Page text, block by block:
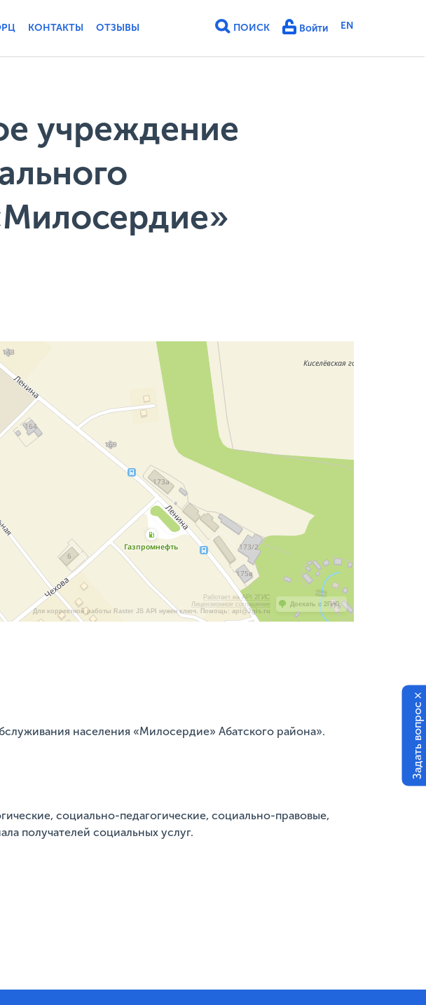
КОНТАКТЫ ОТЗЫВЫ ПОИСК Войти EN
учреждение
Работает на API 2ГИС
Лицензионное соглашение
Для корректной работы Raster JS API нужен ключ. Помощь: api@2gis.ru
Доехать с 2ГИС
населения «Милосердие» Абатского района».
социально-педагогические, социально-правовые,
получателей социальных услуг.
Задать вопрос
×